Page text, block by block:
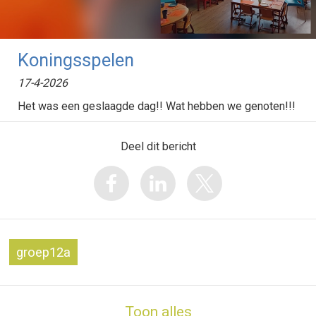
Koningsspelen
17-4-2026
Het was een geslaagde dag!! Wat hebben we genoten!!!
Deel dit bericht
groep12a
Toon alles